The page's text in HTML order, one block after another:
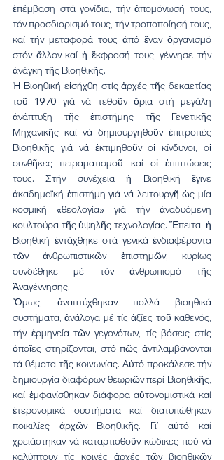
ἐπέμβαση στά γονίδια, τήν ἀπομόνωσή τους,
τόν προσδιορισμό τους, τήν τροποποίησή τους,
καί τήν μεταφορά τους ἀπό ἕναν ὀργανισμό
στόν ἄλλον καί ἡ ἔκφρασή τους, γέννησε τήν
ἀνάγκη τῆς Βιοηθικῆς.
Ἡ Βιοηθική εἰσήχθη στίς ἀρχές τῆς δεκαετίας
τοῦ 1970 γιά νά τεθοῦν ὅρια στή μεγάλη
ἀνάπτυξη τῆς ἐπιστήμης τῆς Γενετικῆς
Μηχανικῆς καί νά δημιουργηθοῦν ἐπιτροπές
Βιοηθικῆς γιά νά ἐκτιμηθοῦν οἱ κίνδυνοι, οἱ
συνθῆκες πειραματισμοῦ καί οἱ ἐπιπτώσεις
τους. Στήν συνέχεια ἡ Βιοηθική ἔγινε
ἀκαδημαϊκή ἐπιστήμη γιά νά λειτουργῆ ὡς μία
κοσμική «θεολογία» γιά τήν ἀναδυόμενη
κουλτούρα τῆς ὑψηλῆς τεχνολογίας. Ἔπειτα, ἡ
Βιοηθική ἐντάχθηκε στά γενικά ἐνδιαφέροντα
τῶν ἀνθρωπιστικῶν ἐπιστημῶν, κυρίως
συνδέθηκε μέ τόν ἀνθρωπισμό τῆς
Ἀναγέννησης.
Ὅμως, ἀναπτύχθηκαν πολλά βιοηθικά
συστήματα, ἀνάλογα μέ τίς ἀξίες τοῦ καθενός,
τήν ἑρμηνεία τῶν γεγονότων, τίς βάσεις στίς
ὁποῖες στηρίζονται, στό πῶς ἀντιλαμβάνονται
τά θέματα τῆς κοινωνίας. Αὐτό προκάλεσε τήν
δημιουργία διαφόρων θεωριῶν περί Βιοηθικῆς,
καί ἐμφανίσθηκαν διάφορα αὐτονομιστικά καί
ἑτερονομικά συστήματα καί διατυπώθηκαν
ποικιλίες ἀρχῶν Βιοηθικῆς. Γι’ αὐτό καί
χρειάστηκαν νά καταρτισθοῦν κώδικες πού νά
καλύπτουν τίς κοινές ἀρχές τῶν βιοηθικῶν